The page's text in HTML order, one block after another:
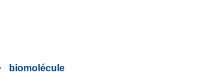
biomolécule